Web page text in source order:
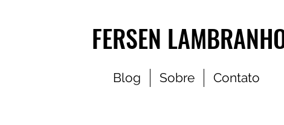
FERSEN
Blog Sobre Contato